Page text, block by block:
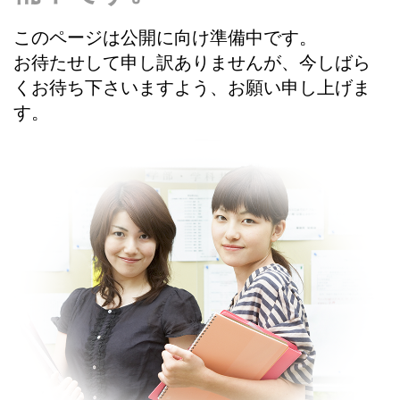
このページは公開に向け準備中です。
お待たせして申し訳ありませんが、今しばら
くお待ち下さいますよう、お願い申し上げま
す。